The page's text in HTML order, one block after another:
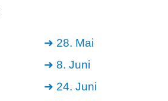
28. Mai
8. Juni
24. Juni